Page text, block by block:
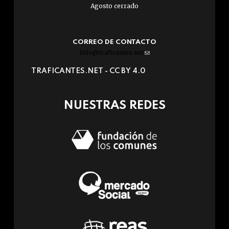
Agosto cerrado
CORREO DE CONTACTO
info@traficantes.net (link
e-
TRAFICANTES.NET - CC BY 4.0
NUESTRAS REDES